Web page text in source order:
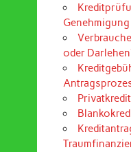
Genehmigung
oder